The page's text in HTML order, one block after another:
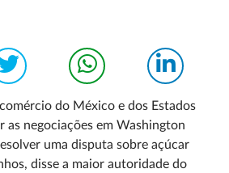
do México e dos Estados
as negociações em Washington
uma disputa sobre açúcar
disse a maior autoridade do